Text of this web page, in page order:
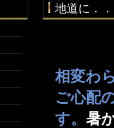
地道に．
相変わ
ご心配
す。 暑